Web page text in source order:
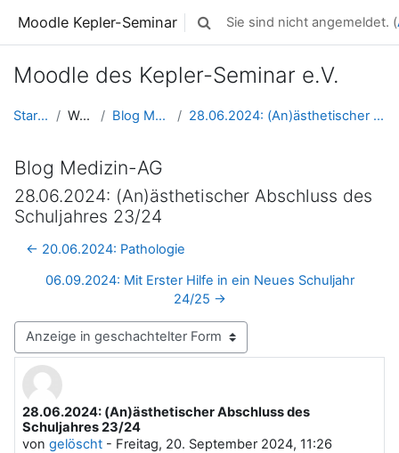
Moodle Kepler-Seminar Sucheingabe umschalten
Sie sind nicht angemeldet. (
Moodle des Kepler-Seminar e.V.
Startseite Website Blog Medizin-AG 28.06.2024: (An)ästhetischer Abschluss des Schulja...
Blog Medizin-AG
28.06.2024: (An)ästhetischer Abschluss des
Schuljahres 23/24
← 20.06.2024: Pathologie
06.09.2024: Mit Erster Hilfe in ein Neues Schuljahr
24/25 →
Anzeigemodus
28.06.2024: (An)ästhetischer Abschluss des
Schuljahres 23/24
von gelöscht - Freitag, 20. September 2024, 11:26
Anzahl Antworten: 0